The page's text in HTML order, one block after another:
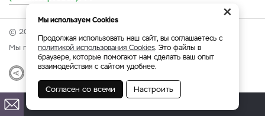
© 2026 Онлайн-ярмарка ВАСХНиЛ.
Мы принимаем:
Разработка Веб-аналитика
×
Мы используем Cookies
Продолжая использовать наш сайт, вы соглашаетесь с
политикой использования Cookies. Это файлы в
браузере, которые помогают нам сделать ваш опыт
взаимодействия с сайтом удобнее.
Согласен со всеми Настроить